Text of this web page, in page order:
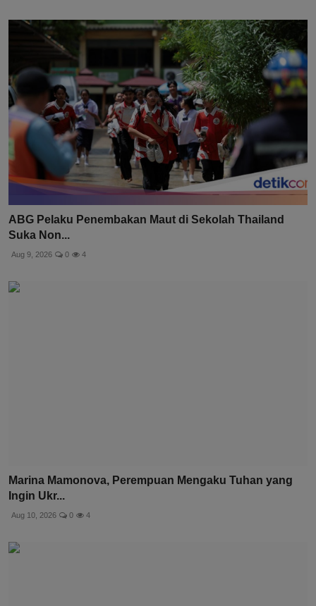
ABG Pelaku Penembakan Maut di Sekolah Thailand
Suka Non...
Aug 9, 2026 0 4
Marina Mamonova, Perempuan Mengaku Tuhan yang
Ingin Ukr...
Aug 10, 2026 0 4